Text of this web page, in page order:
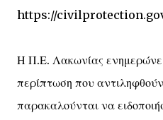
https://
Η Π.Ε. Λακωνίας ενημερώνει
περίπτωση που
παρακαλούνται να